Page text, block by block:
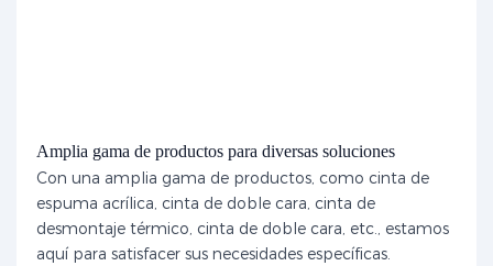
Amplia gama de productos para diversas soluciones
Con una amplia gama de productos, como cinta de
espuma acrílica, cinta de doble cara, cinta de
desmontaje térmico, cinta de doble cara, etc., estamos
aquí para satisfacer sus necesidades específicas.